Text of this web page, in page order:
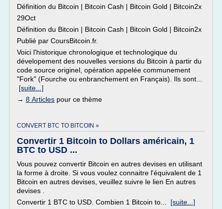
Définition du Bitcoin | Bitcoin Cash | Bitcoin Gold | Bitcoin2x
29Oct
Définition du Bitcoin | Bitcoin Cash | Bitcoin Gold | Bitcoin2x
Publié par CoursBitcoin.fr.
Voici l'historique chronologique et technologique du
dévelopement des nouvelles versions du Bitcoin à partir du
code source originel, opération appelée communement
"Fork" (Fourche ou enbranchement en Français). Ils sont...
[suite...]
→ 8 Articles pour ce thème
CONVERT BTC TO BITCOIN »
Convertir 1 Bitcoin to Dollars américain, 1
BTC to USD ...
Vous pouvez convertir Bitcoin en autres devises en utilisant
la forme à droite. Si vous voulez connaitre l'équivalent de 1
Bitcoin en autres devises, veuillez suivre le lien En autres
devises .
Convertir 1 BTC to USD. Combien 1 Bitcoin to... [suite...]